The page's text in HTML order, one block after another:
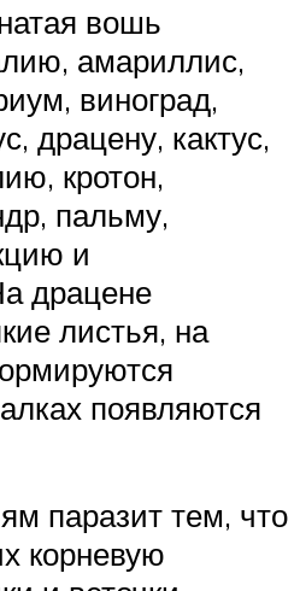
вошь
амариллис,
виноград,
драцену, кактус,
кротон,
пальму,
и
драцене
листья, на
появляются
паразит тем, что
корневую